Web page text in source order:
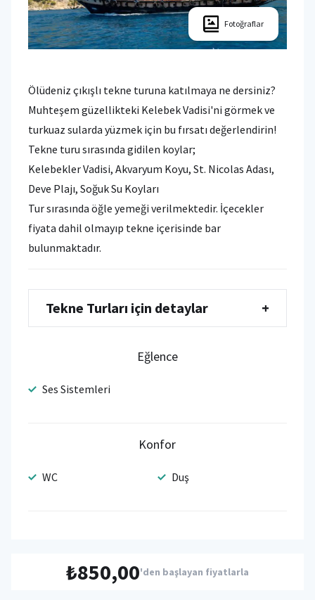
Fotoğraflar
Ölüdeniz çıkışlı tekne turuna katılmaya ne dersiniz?
Muhteşem güzellikteki Kelebek Vadisi'ni görmek ve
turkuaz sularda yüzmek için bu fırsatı değerlendirin!
Tekne turu sırasında gidilen koylar;
Kelebekler Vadisi, Akvaryum Koyu, St. Nicolas Adası,
Deve Plajı, Soğuk Su Koyları
Tur sırasında öğle yemeği verilmektedir. İçecekler
fiyata dahil olmayıp tekne içerisinde bar
bulunmaktadır.
Tekne Turları için detaylar +
Eğlence
Ses Sistemleri
Konfor
WC Duş
₺850,00'den başlayan fiyatlarla